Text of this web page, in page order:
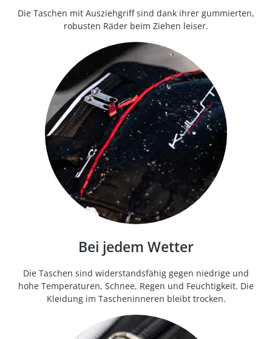
Die Taschen mit Ausziehgriff sind dank ihrer gummierten,
robusten Räder beim Ziehen leiser.
Bei jedem Wetter
Die Taschen sind widerstandsfähig gegen niedrige und
hohe Temperaturen, Schnee, Regen und Feuchtigkeit. Die
Kleidung im Tascheninneren bleibt trocken.